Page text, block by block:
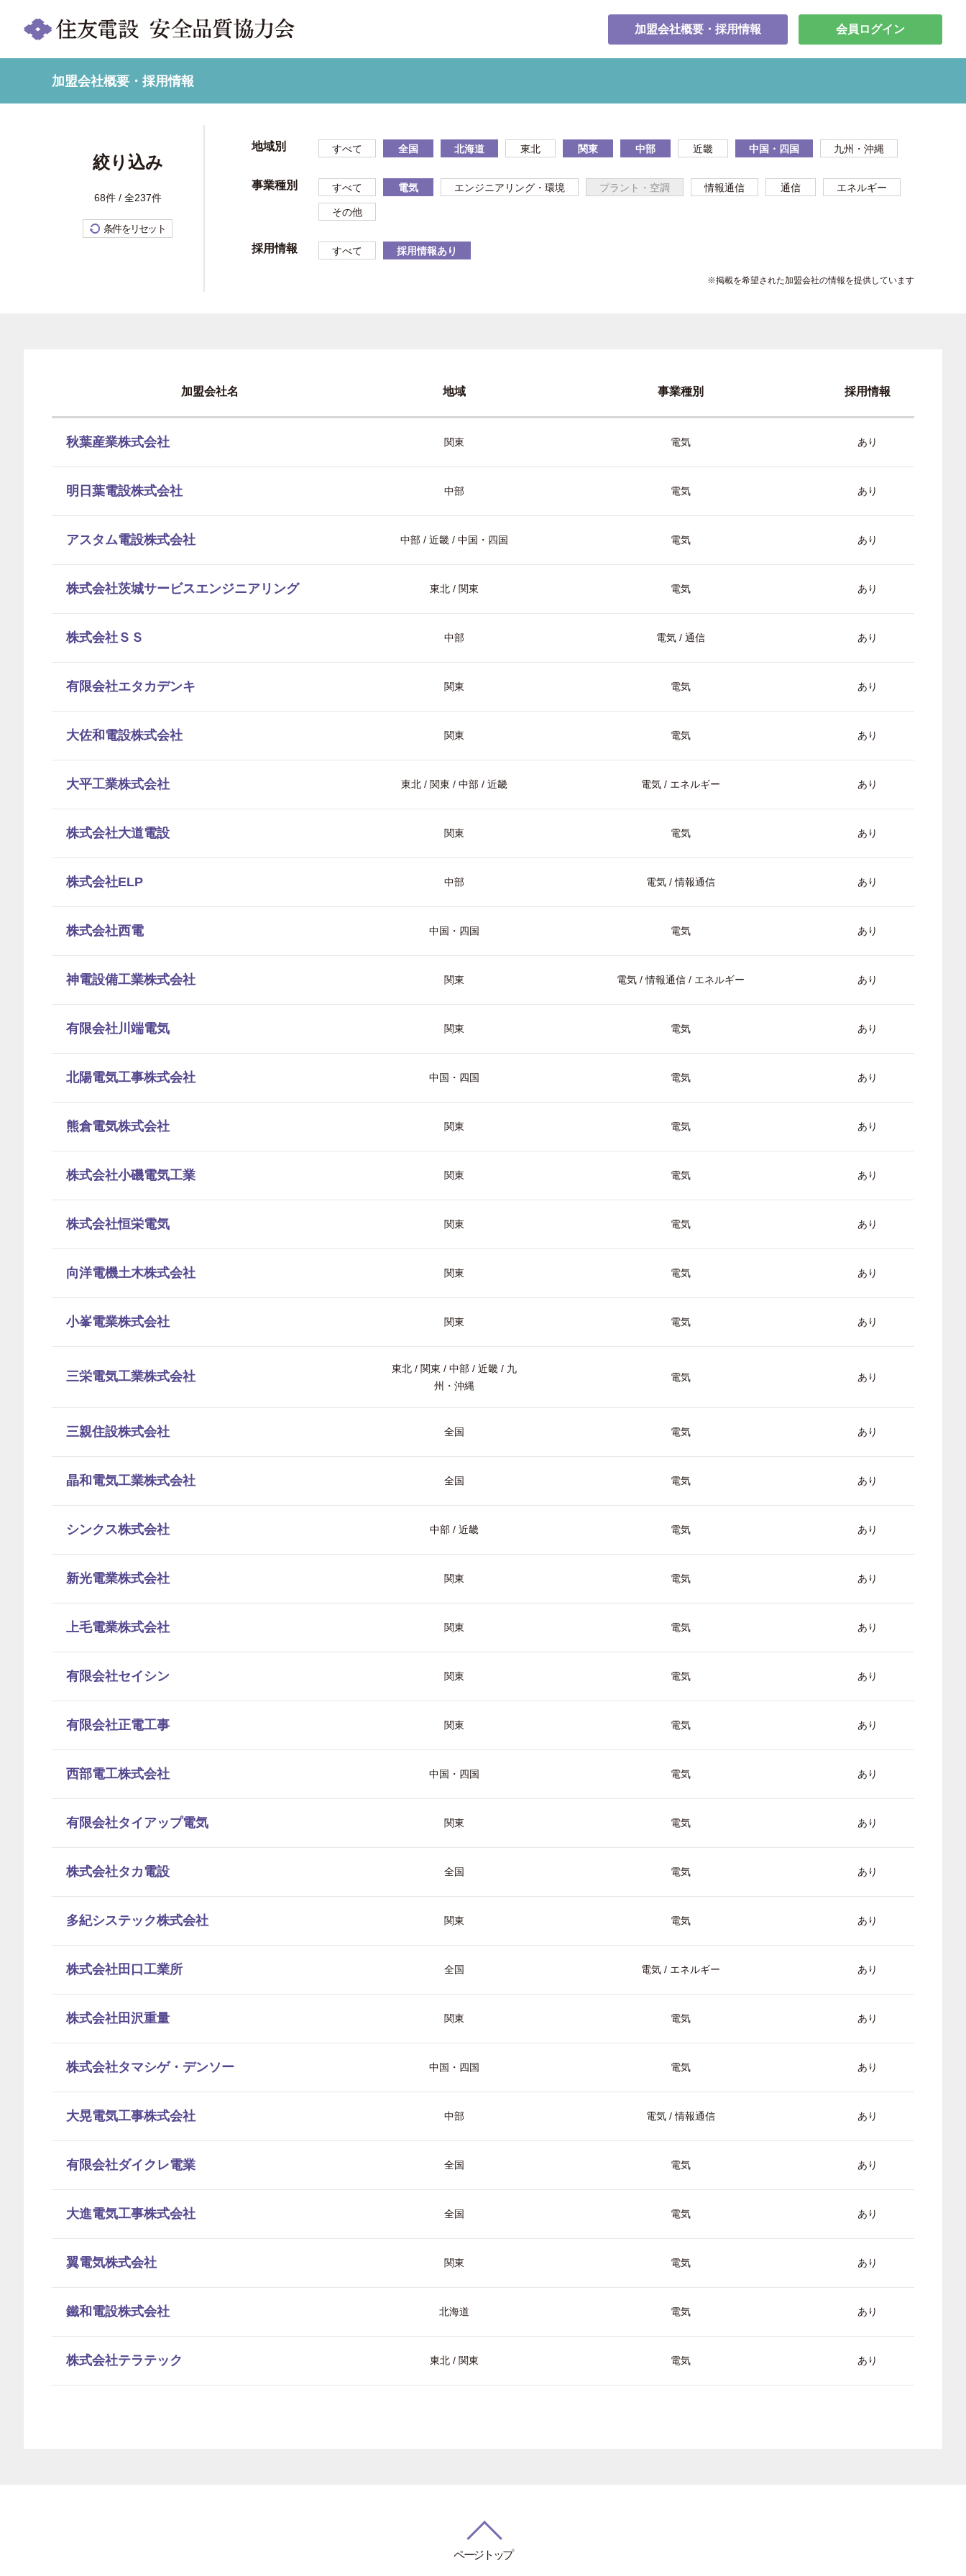
加盟会社概要・採用情報 会員ログイン
加盟会社概要・採用情報
絞り込み
68件 / 全237件
条件をリセット
地域別 すべて 全国 北海道 東北 関東 中部 近畿 中国・四国 九州・沖縄
事業種別 すべて 電気 エンジニアリング・環境 プラント・空調 情報通信 通信 エネルギー
その他
採用情報 すべて 採用情報あり
※掲載を希望された加盟会社の情報を提供しています
加盟会社名 地域 事業種別 採用情報
秋葉産業株式会社 関東 電気 あり
明日葉電設株式会社 中部 電気 あり
アスタム電設株式会社 中部 / 近畿 / 中国・四国 電気 あり
株式会社茨城サービスエンジニアリング 東北 / 関東 電気 あり
株式会社ＳＳ 中部 電気 / 通信 あり
有限会社エタカデンキ 関東 電気 あり
大佐和電設株式会社 関東 電気 あり
大平工業株式会社 東北 / 関東 / 中部 / 近畿 電気 / エネルギー あり
株式会社大道電設 関東 電気 あり
株式会社ELP 中部 電気 / 情報通信 あり
株式会社西電 中国・四国 電気 あり
神電設備工業株式会社 関東 電気 / 情報通信 / エネルギー あり
有限会社川端電気 関東 電気 あり
北陽電気工事株式会社 中国・四国 電気 あり
熊倉電気株式会社 関東 電気 あり
株式会社小磯電気工業 関東 電気 あり
株式会社恒栄電気 関東 電気 あり
向洋電機土木株式会社 関東 電気 あり
小峯電業株式会社 関東 電気 あり
三栄電気工業株式会社
東北 / 関東 / 中部 / 近畿 / 九
州・沖縄
電気 あり
三親住設株式会社 全国 電気 あり
晶和電気工業株式会社 全国 電気 あり
シンクス株式会社 中部 / 近畿 電気 あり
新光電業株式会社 関東 電気 あり
上毛電業株式会社 関東 電気 あり
有限会社セイシン 関東 電気 あり
有限会社正電工事 関東 電気 あり
西部電工株式会社 中国・四国 電気 あり
有限会社タイアップ電気 関東 電気 あり
株式会社タカ電設 全国 電気 あり
多紀システック株式会社 関東 電気 あり
株式会社田口工業所 全国 電気 / エネルギー あり
株式会社田沢重量 関東 電気 あり
株式会社タマシゲ・デンソー 中国・四国 電気 あり
大晃電気工事株式会社 中部 電気 / 情報通信 あり
有限会社ダイクレ電業 全国 電気 あり
大進電気工事株式会社 全国 電気 あり
翼電気株式会社 関東 電気 あり
鐵和電設株式会社 北海道 電気 あり
株式会社テラテック 東北 / 関東 電気 あり
ページトップ